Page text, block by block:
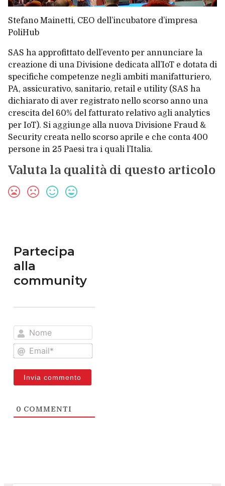
Stefano Mainetti, CEO dell’incubatore d’impresa
PoliHub
SAS ha approfittato dell’evento per annunciare la
creazione di una Divisione dedicata all’IoT e dotata di
specifiche competenze negli ambiti manifatturiero,
PA, assicurativo, sanitario, retail e utility (SAS ha
dichiarato di aver registrato nello scorso anno una
crescita del 60% del fatturato relativo agli analytics
per IoT). Si aggiunge alla nuova Divisione Fraud &
Security creata nello scorso aprile e che conta 400
persone in 25 Paesi tra i quali l’Italia.
Valuta la qualità di questo articolo
Partecipa
alla
community
Nome
Email*
0 COMMENTI